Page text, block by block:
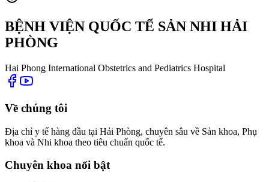
BỆNH VIỆN QUỐC TẾ SẢN NHI HẢI
PHÒNG
Hai Phong International Obstetrics and Pediatrics Hospital
Về chúng tôi
Địa chỉ y tế hàng đầu tại Hải Phòng, chuyên sâu về Sản khoa, Phụ
khoa và Nhi khoa theo tiêu chuẩn quốc tế.
Chuyên khoa nổi bật